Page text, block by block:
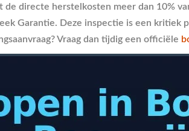
directe herstelkosten meer dan 10%
Garantie. Deze inspectie is een kritiek
Vraag dan tijdig een officiële